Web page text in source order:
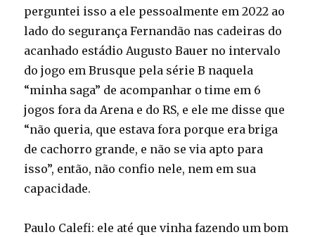
perguntei isso a ele pessoalmente em 2022 ao
lado do segurança Fernandão nas cadeiras do
acanhado estádio Augusto Bauer no intervalo
do jogo em Brusque pela série B naquela
“minha saga” de acompanhar o time em 6
jogos fora da Arena e do RS, e ele me disse que
“não queria, que estava fora porque era briga
de cachorro grande, e não se via apto para
isso”, então, não confio nele, nem em sua
capacidade.
Paulo Calefi: ele até que vinha fazendo um bom